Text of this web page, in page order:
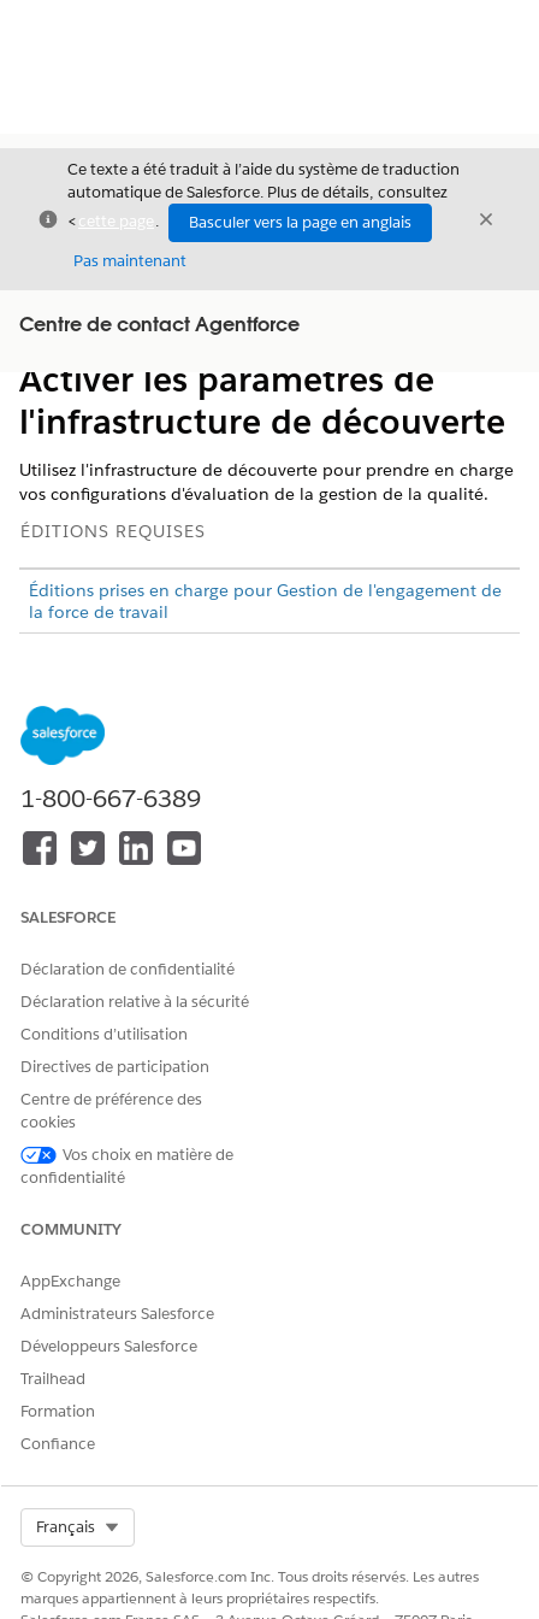
Fermer
Ce texte a été traduit à l’aide du système de traduction
automatique de Salesforce. Plus de détails, consultez
<cette page .
Basculer vers la page en anglais
Pas maintenant
Fermer
Centre de contact Agentforce
Afficher la table des matières
Table des
Activer les paramètres de
l'infrastructure de découverte
Utilisez l'infrastructure de découverte pour prendre en charge
vos configurations d'évaluation de la gestion de la qualité.
ÉDITIONS REQUISES
Éditions prises en charge pour Gestion de l'engagement de
la force de travail
Pour modifier les
paramètres :
découvertedans la
sélectionnez Paramètres généraux
Activez
Infrastructure de découverte
Dites-nous ce que nous pouvons améliorer !
1-800-667-6389
SALESFORCE
Déclaration de confidentialité
Déclaration relative à la sécurité
Conditions d’utilisation
Directives de participation
Centre de préférence des
cookies
Vos choix en matière de
confidentialité
COMMUNITY
AppExchange
Administrateurs Salesforce
Développeurs Salesforce
Trailhead
Formation
Confiance
Français
© Copyright 2026, Salesforce.com Inc. Tous droits réservés. Les autres
marques appartiennent à leurs propriétaires respectifs.